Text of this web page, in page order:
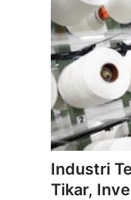
Industri
Tikar,